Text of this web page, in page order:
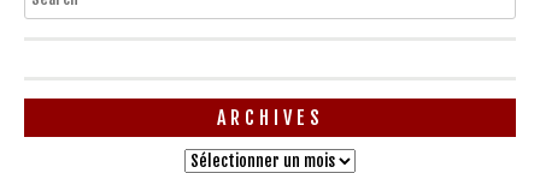
ARCHIVES
Archives